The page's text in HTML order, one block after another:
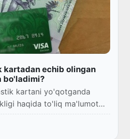
kartadan echib olingan
bo'ladimi?
kartani yo'qotganda
haqida to'liq ma'lumot